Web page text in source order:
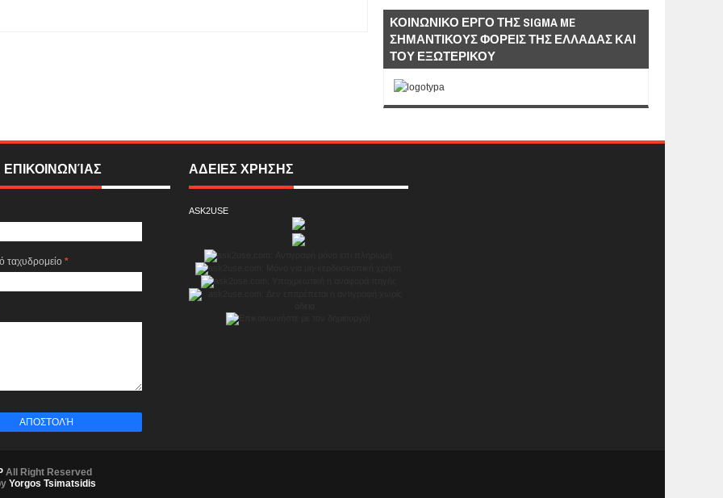
ΚΟΙΝΩΝΙΚΟ ΕΡΓΟ ΤΗΣ SIGMA ME
ΣΗΜΑΝΤΙΚΟΥΣ ΦΟΡΕΙΣ ΤΗΣ ΕΛΛΑΔΑΣ ΚΑΙ
ΤΟΥ ΕΞΩΤΕΡΙΚΟΥ
ταχυδρομείο *
ΑΔΕΙΕΣ ΧΡΗΣΗΣ
ASK2USE
All Right Reserved
Yorgos Tsimatsidis